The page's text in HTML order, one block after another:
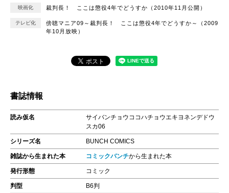
映画化 裁判長！ ここは懲役4年でどうすか（2010年11月公開）
テレビ化
傍聴マニア09～裁判長！ ここは懲役4年でどうすか～（2009
年10月放映）
書誌情報
読み仮名
サイバンチョウココハチョウエキヨネンデドウ
スカ06
シリーズ名 BUNCH COMICS
雑誌から生まれた本 コミックバンチから生まれた本
発行形態 コミック
判型 B6判